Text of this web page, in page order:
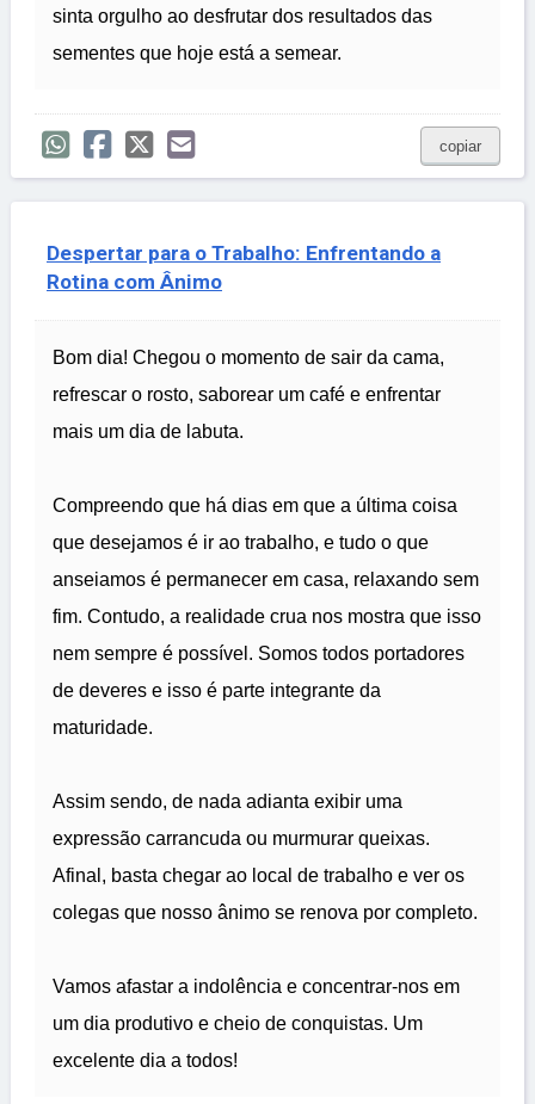
sinta orgulho ao desfrutar dos resultados das
sementes que hoje está a semear.
copiar
Despertar para o Trabalho: Enfrentando a
Rotina com Ânimo
Bom dia! Chegou o momento de sair da cama,
refrescar o rosto, saborear um café e enfrentar
mais um dia de labuta.
Compreendo que há dias em que a última coisa
que desejamos é ir ao trabalho, e tudo o que
anseiamos é permanecer em casa, relaxando sem
fim. Contudo, a realidade crua nos mostra que isso
nem sempre é possível. Somos todos portadores
de deveres e isso é parte integrante da
maturidade.
Assim sendo, de nada adianta exibir uma
expressão carrancuda ou murmurar queixas.
Afinal, basta chegar ao local de trabalho e ver os
colegas que nosso ânimo se renova por completo.
Vamos afastar a indolência e concentrar-nos em
um dia produtivo e cheio de conquistas. Um
excelente dia a todos!